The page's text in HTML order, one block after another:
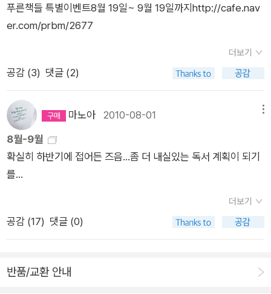
푸른책들 특별이벤트8월 19일~ 9월 19일까지http://cafe.nav
er.com/prbm/2677
더보기
공감 (3) 댓글 (2)
마노아 2010-08-01
8월-9월
확실히 하반기에 접어든 즈음...좀 더 내실있는 독서 계획이 되기
를...
더보기
공감 (17) 댓글 (0)
반품/교환 안내